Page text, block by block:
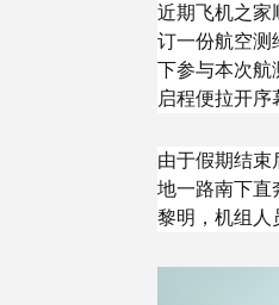
近期飞机之家
订一份航空测
下参与本次航
启程便拉开序
由于假期结束
地一路南下直
黎明，机组人